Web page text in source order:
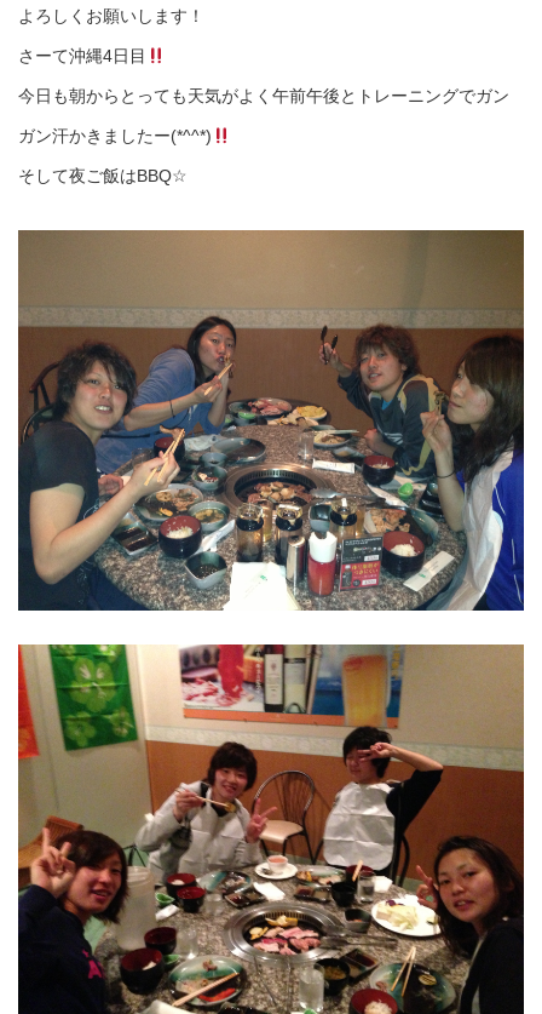
よろしくお願いします！
さーて沖縄4日目
今日も朝からとっても天気がよく午前午後とトレーニングでガン
ガン汗かきましたー(*^^*)
そして夜ご飯はBBQ☆